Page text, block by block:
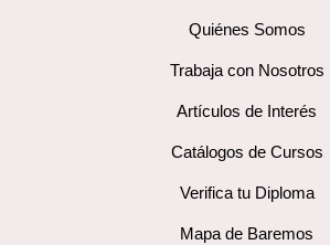
Quiénes Somos
Trabaja con Nosotros
Artículos de Interés
Catálogos de Cursos
Verifica tu Diploma
Mapa de Baremos